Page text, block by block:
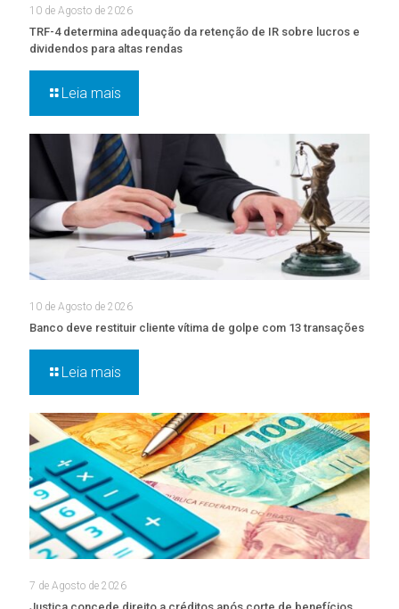
10 de Agosto de 2026
TRF-4 determina adequação da retenção de IR sobre lucros e
dividendos para altas rendas
Leia mais
10 de Agosto de 2026
Banco deve restituir cliente vítima de golpe com 13 transações
Leia mais
7 de Agosto de 2026